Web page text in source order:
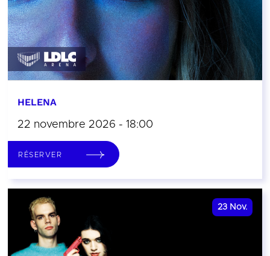
HELENA
22 novembre 2026 - 18:00
RÉSERVER
23 Nov.